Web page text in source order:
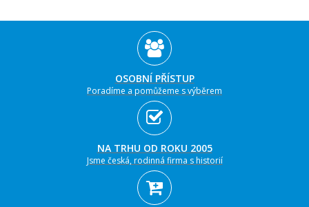
OSOBNÍ PŘÍSTUP
Poradíme a pomůžeme s výběrem
NA TRHU OD ROKU 2005
Jsme česká, rodinná firma s historií